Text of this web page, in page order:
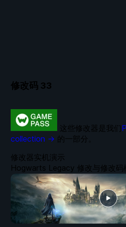
修改码 33
修改器实机演示
Hogwarts Legacy 修改与修改码
这些修改器是我们
collection → 的一部分。